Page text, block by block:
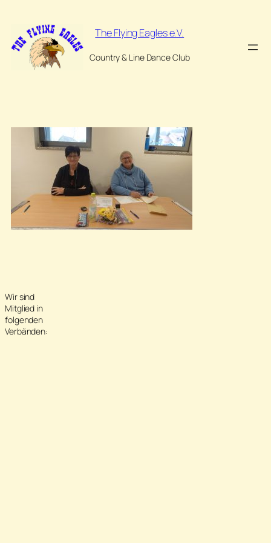
Inhalt
springen
The Flying Eagles e.V.
Country & Line Dance Club
Wir sind
Mitglied in
folgenden
Verbänden: